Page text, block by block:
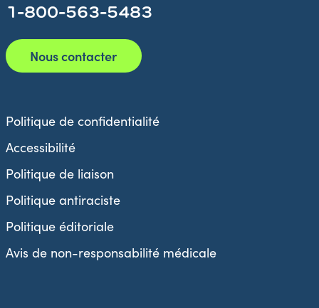
Politique de confidentialité
Accessibilité
Politique de liaison
Politique antiraciste
Politique éditoriale
Avis de non-responsabilité médicale
1-800-563-5483
Nous contacter